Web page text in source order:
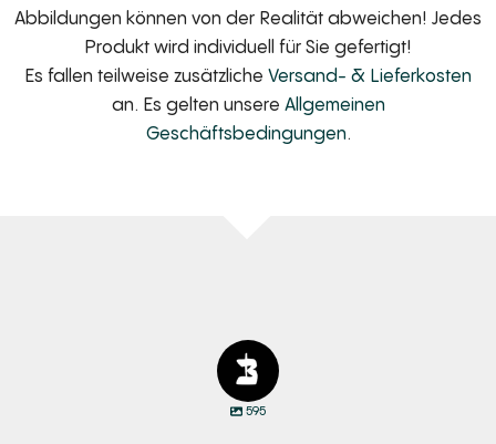
Abbildungen können von der Realität abweichen! Jedes
Produkt wird individuell für Sie gefertigt!
Es fallen teilweise zusätzliche Versand- & Lieferkosten
an. Es gelten unsere Allgemeinen
Geschäftsbedingungen.
595